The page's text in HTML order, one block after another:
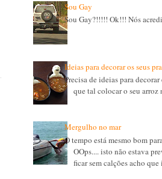
Sou Gay
Sou Gay?!!!!! Ok!!! Nós
Ideias para decorar os seus
Precisa de ideias para
que tal colocar o seu arroz
Mergulho no mar
O tempo está mesmo bom
OOps.... isto não estava
ficar sem calções acho que